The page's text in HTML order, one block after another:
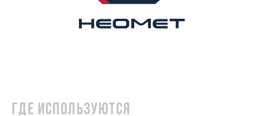
Где используются